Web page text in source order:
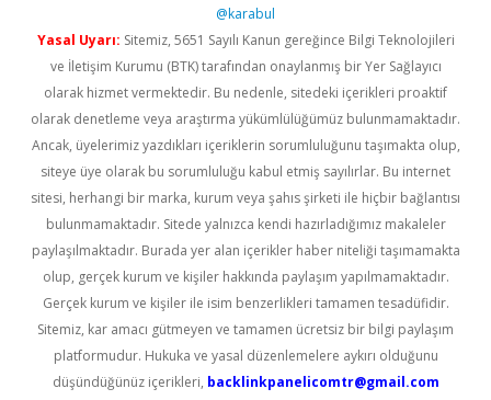
@karabul
Yasal Uyarı: Sitemiz, 5651 Sayılı Kanun gereğince Bilgi Teknolojileri
ve İletişim Kurumu (BTK) tarafından onaylanmış bir Yer Sağlayıcı
olarak hizmet vermektedir. Bu nedenle, sitedeki içerikleri proaktif
olarak denetleme veya araştırma yükümlülüğümüz bulunmamaktadır.
Ancak, üyelerimiz yazdıkları içeriklerin sorumluluğunu taşımakta olup,
siteye üye olarak bu sorumluluğu kabul etmiş sayılırlar. Bu internet
sitesi, herhangi bir marka, kurum veya şahıs şirketi ile hiçbir bağlantısı
bulunmamaktadır. Sitede yalnızca kendi hazırladığımız makaleler
paylaşılmaktadır. Burada yer alan içerikler haber niteliği taşımamakta
olup, gerçek kurum ve kişiler hakkında paylaşım yapılmamaktadır.
Gerçek kurum ve kişiler ile isim benzerlikleri tamamen tesadüfidir.
Sitemiz, kar amacı gütmeyen ve tamamen ücretsiz bir bilgi paylaşım
platformudur. Hukuka ve yasal düzenlemelere aykırı olduğunu
düşündüğünüz içerikleri, backlinkpanelicomtr@gmail.com